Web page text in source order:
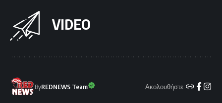
VIDEO
ByREDNEWS Team Ακολουθήστε: